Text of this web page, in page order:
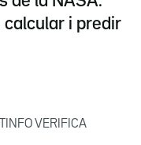
calcular i predir
VERIFICA